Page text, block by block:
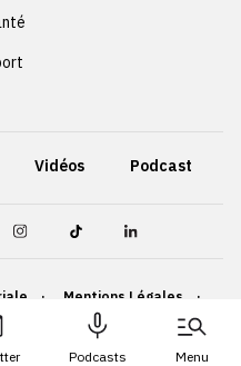
Podcasts Menu
Vidéos Podcast
Mentions Légales
Cookies
Plan du site